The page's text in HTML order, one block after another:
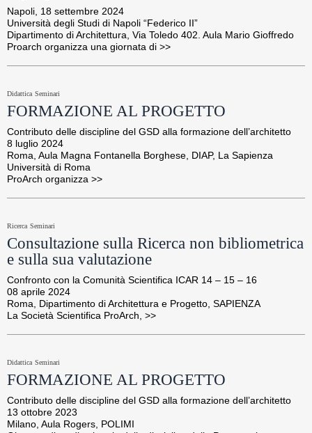
Napoli, 18 settembre 2024
Università degli Studi di Napoli “Federico II”
Dipartimento di Architettura, Via Toledo 402. Aula Mario Gioffredo
Proarch organizza una giornata di >>
FORMAZIONE AL PROGETTO
Didattica Seminari
Contributo delle discipline del GSD alla formazione dell’architetto
8 luglio 2024
Roma, Aula Magna Fontanella Borghese, DIAP, La Sapienza
Università di Roma
ProArch organizza >>
Consultazione sulla Ricerca non bibliometrica
e sulla sua valutazione
Ricerca Seminari
Confronto con la Comunità Scientifica ICAR 14 – 15 – 16
08 aprile 2024
Roma, Dipartimento di Architettura e Progetto, SAPIENZA
La Società Scientifica ProArch, >>
FORMAZIONE AL PROGETTO
Didattica Seminari
Contributo delle discipline del GSD alla formazione dell’architetto
13 ottobre 2023
Milano, Aula Rogers, POLIMI